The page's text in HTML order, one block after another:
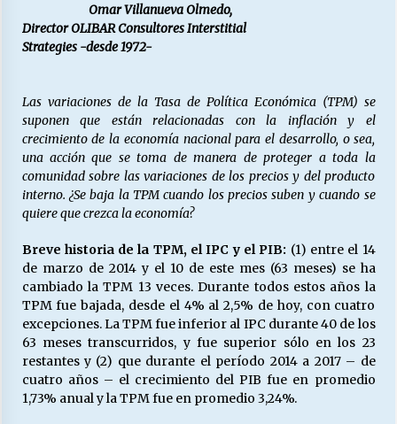
MUNICIPALIDADES, HONORARIOS, DESPIDOS
Releyendo la Rerum Novarum a 135 años. “La
cuestión social hoy”.
16/05/2026
S.O.S. a los ricos, Save Our Souls (Salvar
30/04/2026
¿Asesores con doble sueldo?
18/04/2026
Chile y sus segmentos de la riqueza
06/04/2026
Omar Villanueva Olmedo,
Director OLIBAR Consultores Interstitial
Strategies -desde 1972-
Las variaciones de la Tasa de Política Económica (TPM) se
suponen que están relacionadas con la inflación y el
crecimiento de la economía nacional para el desarrollo, o sea,
una acción que se toma de manera de proteger a toda la
comunidad sobre las variaciones de los precios y del producto
interno. ¿Se baja la TPM cuando los precios suben y cuando se
quiere que crezca la economía?
Breve historia de la TPM, el IPC y el PIB: (1) entre el 14
de marzo de 2014 y el 10 de este mes (63 meses) se ha
cambiado la TPM 13 veces. Durante todos estos años la
TPM fue bajada, desde el 4% al 2,5% de hoy, con cuatro
excepciones. La TPM fue inferior al IPC durante 40 de los
63 meses transcurridos, y fue superior sólo en los 23
restantes y (2) que durante el período 2014 a 2017 – de
cuatro años – el crecimiento del PIB fue en promedio
1,73% anual y la TPM fue en promedio 3,24%.